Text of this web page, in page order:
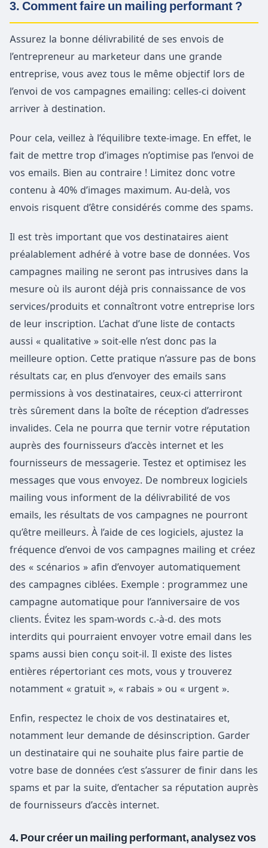
3. Comment faire un mailing performant ?
Assurez la bonne délivrabilité de ses envois de
l’entrepreneur au marketeur dans une grande
entreprise, vous avez tous le même objectif lors de
l’envoi de vos campagnes emailing: celles-ci doivent
arriver à destination.
Pour cela, veillez à l’équilibre texte-image. En effet, le
fait de mettre trop d’images n’optimise pas l’envoi de
vos emails. Bien au contraire ! Limitez donc votre
contenu à 40% d’images maximum. Au-delà, vos
envois risquent d’être considérés comme des spams.
Il est très important que vos destinataires aient
préalablement adhéré à votre base de données. Vos
campagnes mailing ne seront pas intrusives dans la
mesure où ils auront déjà pris connaissance de vos
services/produits et connaîtront votre entreprise lors
de leur inscription. L’achat d’une liste de contacts
aussi « qualitative » soit-elle n’est donc pas la
meilleure option. Cette pratique n’assure pas de bons
résultats car, en plus d’envoyer des emails sans
permissions à vos destinataires, ceux-ci atterriront
très sûrement dans la boîte de réception d’adresses
invalides. Cela ne pourra que ternir votre réputation
auprès des fournisseurs d’accès internet et les
fournisseurs de messagerie. Testez et optimisez les
messages que vous envoyez. De nombreux logiciels
mailing vous informent de la délivrabilité de vos
emails, les résultats de vos campagnes ne pourront
qu’être meilleurs. À l’aide de ces logiciels, ajustez la
fréquence d’envoi de vos campagnes mailing et créez
des « scénarios » afin d’envoyer automatiquement
des campagnes ciblées. Exemple : programmez une
campagne automatique pour l’anniversaire de vos
clients. Évitez les spam-words c.-à-d. des mots
interdits qui pourraient envoyer votre email dans les
spams aussi bien conçu soit-il. Il existe des listes
entières répertoriant ces mots, vous y trouverez
notamment « gratuit », « rabais » ou « urgent ».
Enfin, respectez le choix de vos destinataires et,
notamment leur demande de désinscription. Garder
un destinataire qui ne souhaite plus faire partie de
votre base de données c’est s’assurer de finir dans les
spams et par la suite, d’entacher sa réputation auprès
de fournisseurs d’accès internet.
4. Pour créer un mailing performant, analysez vos